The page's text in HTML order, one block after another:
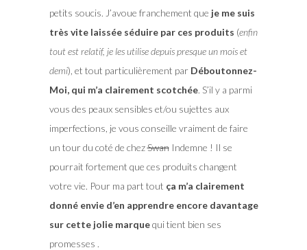
petits soucis. J’avoue franchement que je me suis
très vite laissée séduire par ces produits (enfin
tout est relatif, je les utilise depuis presque un mois et
demi), et tout particulièrement par Déboutonnez-
Moi, qui m’a clairement scotchée. S’il y a parmi
vous des peaux sensibles et/ou sujettes aux
imperfections, je vous conseille vraiment de faire
un tour du coté de chezSwanIndemne ! Il se
pourrait fortement que ces produits changent
votre vie. Pour ma part tout ça m’a clairement
donné envie d’en apprendre encore davantage
sur cette jolie marquequi tient bien ses
promesses .